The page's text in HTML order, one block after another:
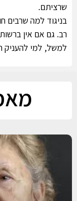
שרציתם.
בניגוד למה שרבים
רב. גם אם אין
למשל, למי להעניק